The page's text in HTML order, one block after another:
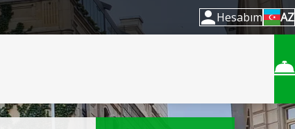
Hesabım AZ